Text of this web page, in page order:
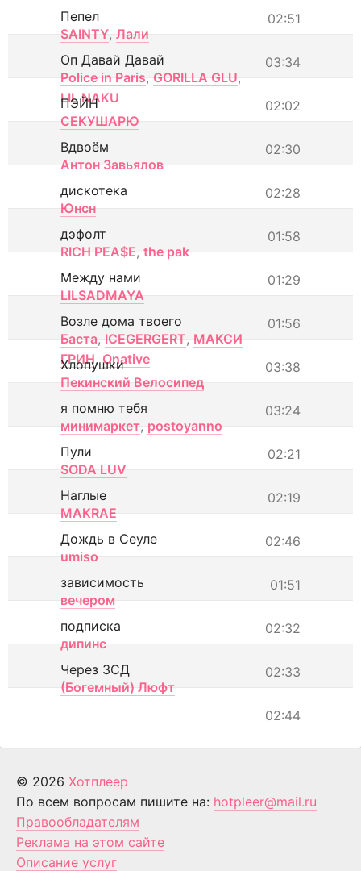
02:51
Пепел
SAINTY, Лали
03:34
Оп Давай Давай
Police in Paris, GORILLA GLU,
LIL NAKU
02:02
ПЭЙН
СЕКУШАРЮ
02:30
Вдвоём
Антон Завьялов
02:28
дискотека
Юнсн
01:58
дэфолт
RICH PEA$E, the pak
01:29
Между нами
LILSADMAYA
01:56
Возле дома твоего
Баста, ICEGERGERT, МАКСИ
ГРИН, Onative 03:38
Хлопушки
Пекинский Велосипед
03:24
я помню тебя
минимаркет, postoyanno
02:21
Пули
SODA LUV
02:19
Наглые
MAKRAE
02:46
Дождь в Сеуле
umiso
01:51
зависимость
вечером
02:32
подписка
дипинс
02:33
Через ЗСД
(Богемный) Люфт
02:44
© 2026 Хотплеер
По всем вопросам пишите на: hotpleer@mail.ru
Правообладателям
Реклама на этом сайте
Описание услуг